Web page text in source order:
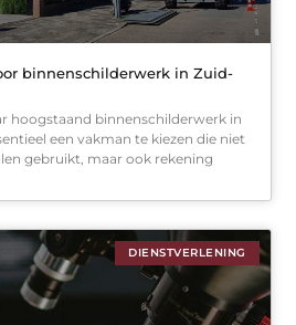
binnenschilderwerk in Zuid-
hoogstaand binnenschilderwerk in
een vakman te kiezen die niet
gebruikt, maar ook rekening
DIENSTVERLENING